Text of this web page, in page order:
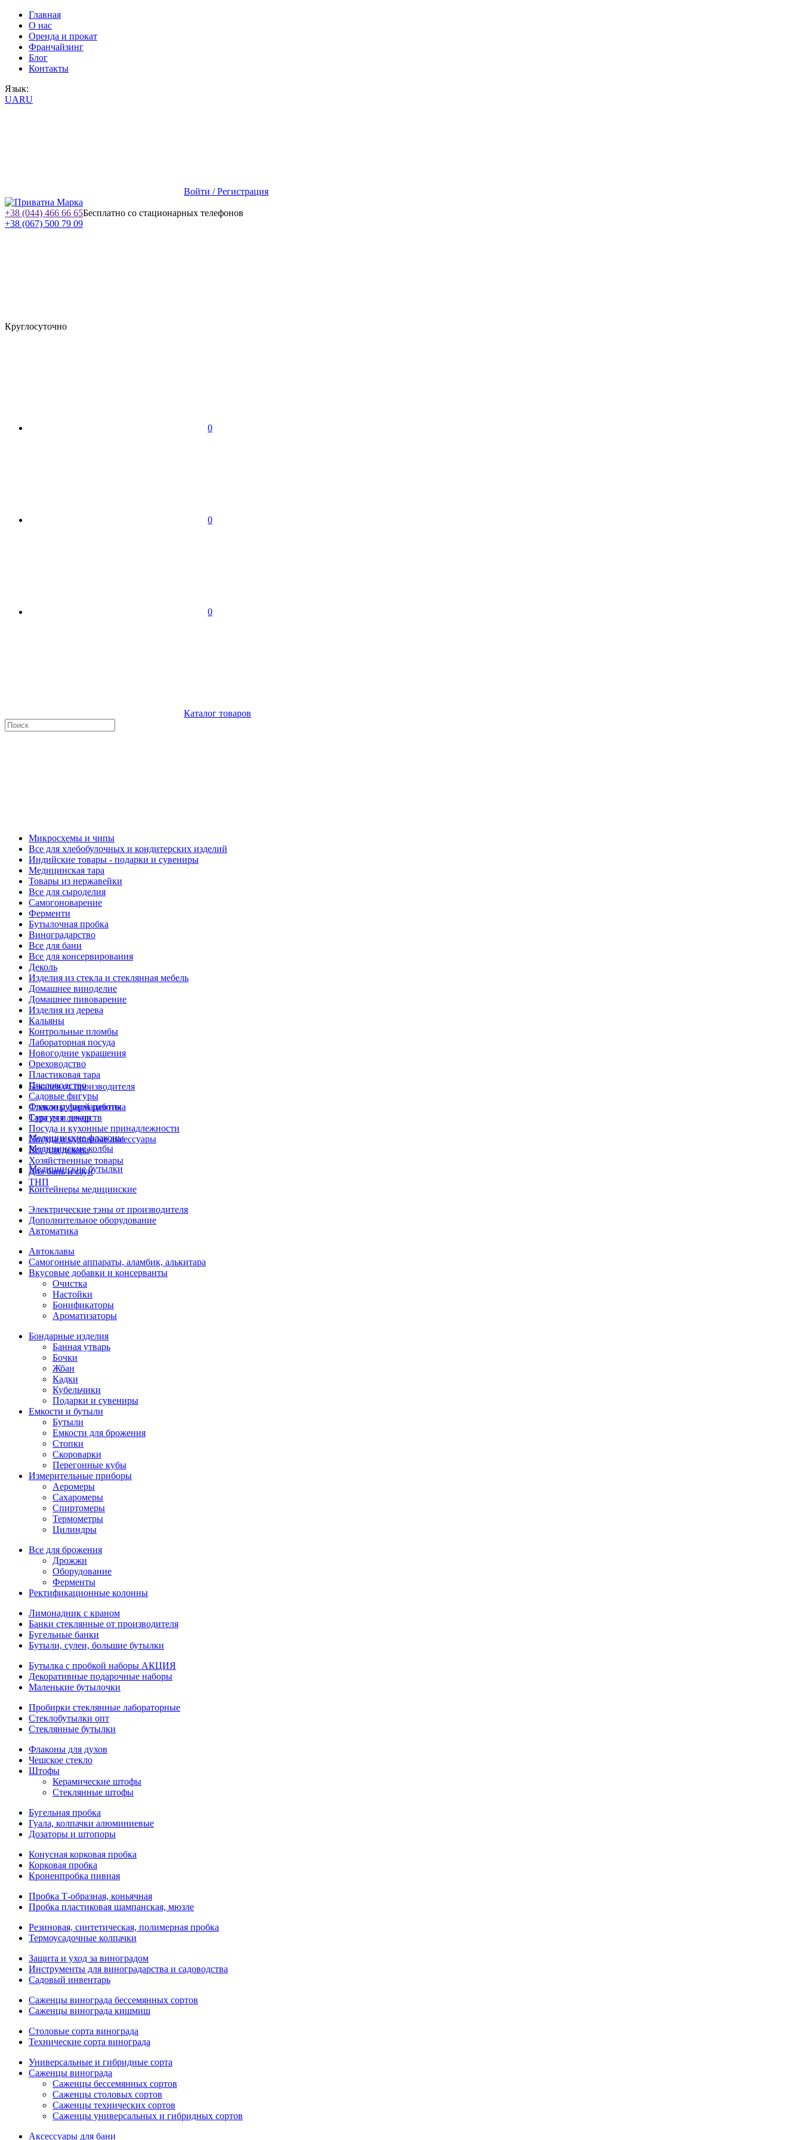
Главная
О нас
Оренда и прокат
Франчайзинг
Блог
Контакты
Язык:
UARU
Войти / Регистрация
+38 (044) 466 66 65Бесплатно со стационарных телефонов
+38 (067) 500 79 09
Круглосуточно
0
0
0
Каталог товаров
Микросхемы и чипы
Все для хлебобулочных и кондитерских изделий
Индийские товары - подарки и сувениры
Медицинская тара
Товары из нержавейки
Все для сыроделия
Самогоноварение
Ферменти
Бутылочная пробка
Виноградарство
Все для бани
Все для консервирования
Деколь
Изделия из стекла и стеклянная мебель
Домашнее виноделие
Домашнее пивоварение
Изделия из дерева
Кальяны
Контрольные пломбы
Лабораторная посуда
Новогодние украшения
Ореховодство
Пластиковая тара
Пчеловодство
Садовые фигуры
Стекло ручной работы
Сургуч и декор
Посуда и кухонные принадлежности
Посуда и кухонные аксессуары
Все для декора
Хозяйственные товары
Для бань и саун
ТНП
Бакалея от производителя
Флаконы фармацевтика
Тара для лекарств
Медицинские флаконы
Медицинские колбы
Медицинские бутылки
Контейнеры медицинские
Электрические тэны от производителя
Дополнительное оборудование
Автоматика
Автоклавы
Самогонные аппараты, аламбик, алькитара
Вкусовые добавки и консерванты
Очистка
Настойки
Бонификаторы
Ароматизаторы
Бондарные изделия
Банная утварь
Бочки
Жбан
Кадки
Кубельчики
Подарки и сувениры
Емкости и бутыли
Бутыли
Емкости для брожения
Стопки
Скороварки
Перегонные кубы
Измерительные приборы
Аеромеры
Сахаромеры
Спиртомеры
Термометры
Цилиндры
Все для брожения
Дрожжи
Оборудование
Ферменты
Ректификационные колонны
Лимонадник с краном
Банки стеклянные от производителя
Бугельные банки
Бутыли, сулеи, большие бутылки
Бутылка с пробкой наборы АКЦИЯ
Декоративные подарочные наборы
Маленькие бутылочки
Пробирки стеклянные лабораторные
Стеклобутылки опт
Стеклянные бутылки
Флаконы для духов
Чешское стекло
Штофы
Керамические штофы
Стеклянные штофы
Бугельная пробка
Гуала, колпачки алюминиевые
Дозаторы и штопоры
Конусная корковая пробка
Корковая пробка
Кроненпробка пивная
Пробка Т-образная, коньячная
Пробка пластиковая шампанская, мюзле
Резиновая, синтетическая, полимерная пробка
Термоусадочные колпачки
Защита и уход за виноградом
Инструменты для виноградарства и садоводства
Садовый инвентарь
Саженцы винограда бессемянных сортов
Саженцы винограда кишмиш
Столовые сорта винограда
Технические сорта винограда
Универсальные и гибридные сорта
Саженцы винограда
Саженцы бессемянных сортов
Саженцы столовых сортов
Саженцы технических сортов
Саженцы универсальных и гибридных сортов
Аксессуары для бани